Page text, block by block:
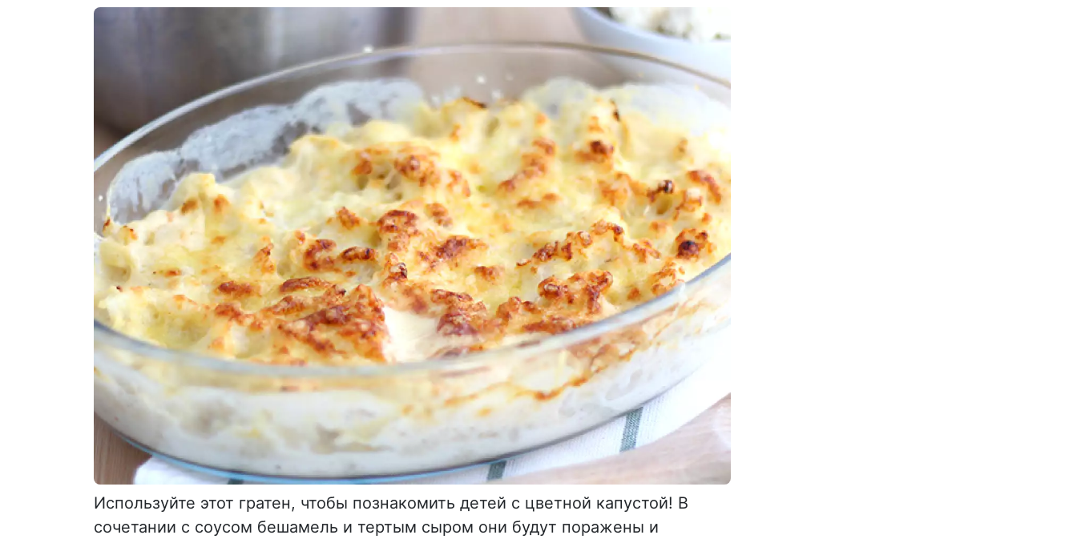
Используйте этот гратен, чтобы познакомить детей с цветной капустой! В
сочетании с соусом бешамель и тертым сыром они будут поражены и